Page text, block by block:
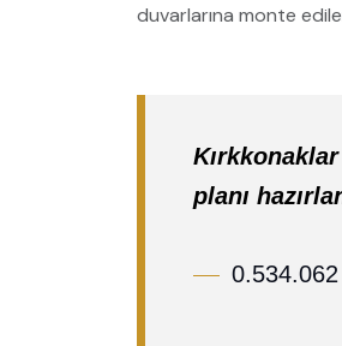
duvarlarına monte
planı